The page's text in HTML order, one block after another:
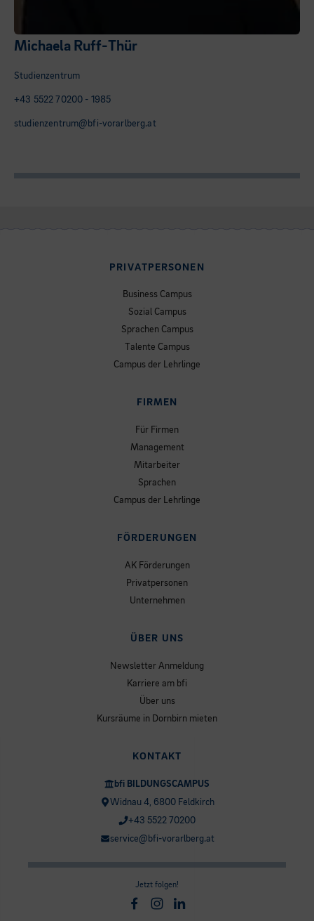
Michaela Ruff-Thür
Studienzentrum
+43 5522 70200 - 1985
studienzentrum@bfi-vorarlberg.at
PRIVATPERSONEN
Business Campus
Sozial Campus
Sprachen Campus
Talente Campus
Campus der Lehrlinge
FIRMEN
Für Firmen
Management
Mitarbeiter
Sprachen
Campus der Lehrlinge
FÖRDERUNGEN
AK Förderungen
Privatpersonen
Unternehmen
ÜBER UNS
Newsletter Anmeldung
Karriere am bfi
Über uns
Kursräume in Dornbirn mieten
KONTAKT
bfi BILDUNGSCAMPUS
Widnau 4, 6800 Feldkirch
+43 5522 70200
service@bfi-vorarlberg.at
Jetzt folgen!
Facebook
Instagram
Linkedin